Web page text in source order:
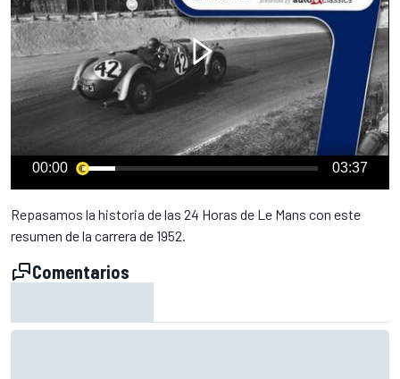
00:00 03:37
Repasamos la historia de las 24 Horas de Le Mans con este
resumen de la carrera de 1952.
Comentarios